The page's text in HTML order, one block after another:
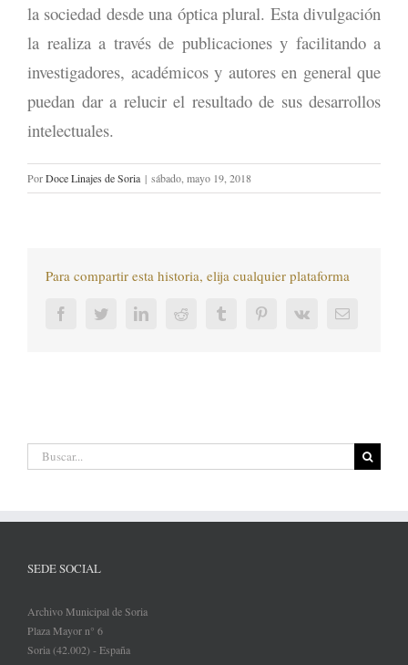
la sociedad desde una óptica plural. Esta divulgación
la realiza a través de publicaciones y facilitando a
investigadores, académicos y autores en general que
puedan dar a relucir el resultado de sus desarrollos
intelectuales.
PorDoce Linajes de Soria | sábado, mayo 19, 2018
Para compartir esta historia, elija cualquier plataforma
FacebookTwitterLinkedInReddit Tumblr PinterestVk
Correo
Buscar:
SEDE SOCIAL
Archivo Municipal de Soria
Plaza Mayor n° 6
Soria (42.002) - España